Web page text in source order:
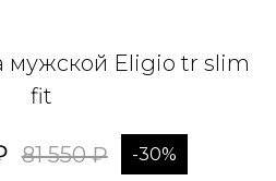
мужской Eligio tr slim
fit
81 550 ₽ -30%